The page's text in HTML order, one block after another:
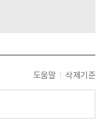
도움말 삭제기준